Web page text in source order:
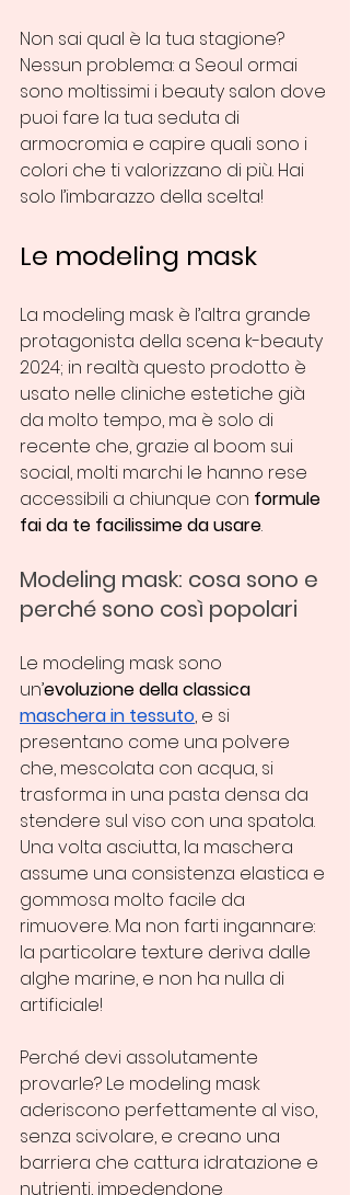
Non sai qual è la tua stagione?
Nessun problema: a Seoul ormai
sono moltissimi i beauty salon dove
puoi fare la tua seduta di
armocromia e capire quali sono i
colori che ti valorizzano di più. Hai
solo l’imbarazzo della scelta!
Le modeling mask
La modeling mask è l’altra grande
protagonista della scena k-beauty
2024; in realtà questo prodotto è
usato nelle cliniche estetiche già
da molto tempo, ma è solo di
recente che, grazie al boom sui
social, molti marchi le hanno rese
accessibili a chiunque con formule
fai da te facilissime da usare.
Modeling mask: cosa sono e
perché sono così popolari
Le modeling mask sono
un’evoluzione della classica
maschera in tessuto, e si
presentano come una polvere
che, mescolata con acqua, si
trasforma in una pasta densa da
stendere sul viso con una spatola.
Una volta asciutta, la maschera
assume una consistenza elastica e
gommosa molto facile da
rimuovere. Ma non farti ingannare:
la particolare texture deriva dalle
alghe marine, e non ha nulla di
artificiale!
Perché devi assolutamente
provarle? Le modeling mask
aderiscono perfettamente al viso,
senza scivolare, e creano una
barriera che cattura idratazione e
nutrienti, impedendone